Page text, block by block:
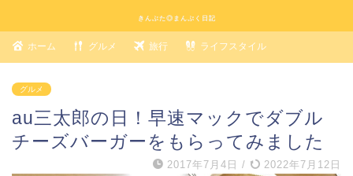
きんぶた◎まんぷく日記
ホーム グルメ 旅行 ライフスタイル
グルメ
au三太郎の日！早速マックでダブル
チーズバーガーをもらってみました
2017年7月4日 / 2022年7月12日